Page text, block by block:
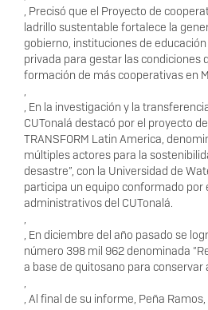
, Precisó que el Proyecto de
ladrillo sustentable fortalece la
gobierno, instituciones de
privada para gestar las condiciones
formación de más cooperativas en
,
, En la investigación y la
CUTonalá destacó por el proyecto
TRANSFORM Latin America,
múltiples actores para la
desastre”, con la Universidad de
participa un equipo conformado
administrativos del CUTonalá.
,
, En diciembre del año pasado se
número 398 mil 962 denominada
a base de quitosano para conservar
,
, Al final de su informe, Peña